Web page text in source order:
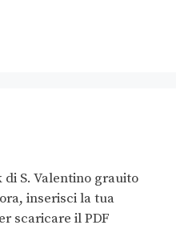
S. Valentino grauito
inserisci la tua
scaricare il PDF